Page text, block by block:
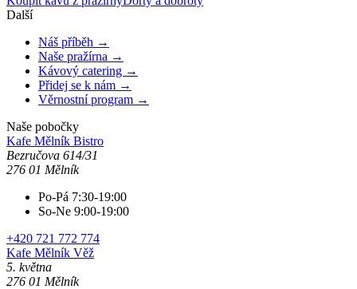
Další
Náš příběh →
Naše pražírna →
Kávový catering →
Přidej se k nám →
Věrnostní program →
Naše pobočky
Kafe Mělník Bistro
Bezručova 614/31
276 01 Mělník
Po-Pá 7:30-19:00
So-Ne 9:00-19:00
+420 721 772 774
Kafe Mělník Věž
5. května
276 01 Mělník